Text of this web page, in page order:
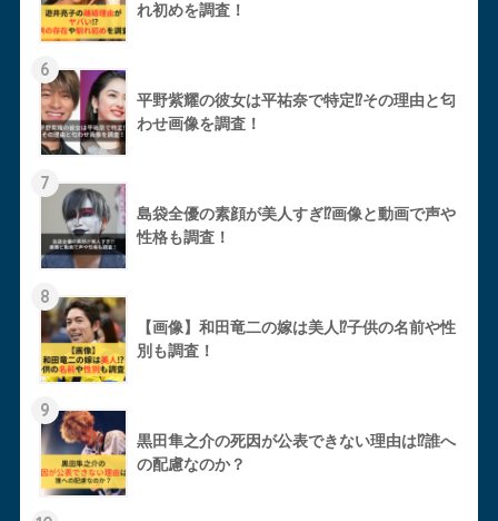
れ初めを調査！
6
平野紫耀の彼女は平祐奈で特定⁉︎その理由と匂
わせ画像を調査！
7
島袋全優の素顔が美人すぎ⁉︎画像と動画で声や
性格も調査！
8
【画像】和田竜二の嫁は美人⁉︎子供の名前や性
別も調査！
9
黒田隼之介の死因が公表できない理由は⁉︎誰へ
の配慮なのか？